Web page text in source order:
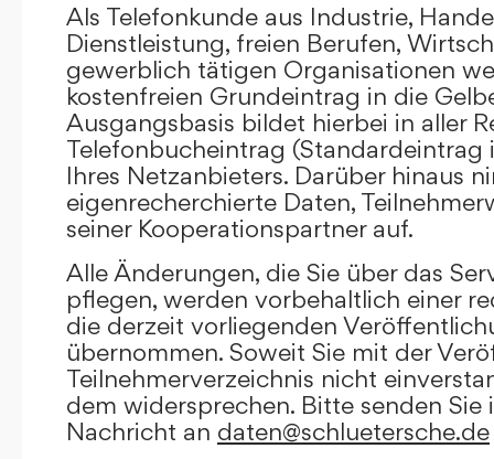
Als Telefonkunde aus Industrie,
Dienstleistung, freien Berufen,
gewerblich tätigen Organisationen
kostenfreien Grundeintrag in die
Ausgangsbasis bildet hierbei in aller
Telefonbucheintrag (Standardeintrag
Ihres Netzanbieters. Darüber hinaus
eigenrecherchierte Daten,
seiner Kooperationspartner auf.
Alle Änderungen, die Sie über das
pflegen, werden vorbehaltlich einer
die derzeit vorliegenden
übernommen. Soweit Sie mit der
Teilnehmerverzeichnis nicht
dem widersprechen. Bitte senden Sie
Nachricht an daten@schluetersche.de